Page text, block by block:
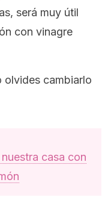
será muy útil
con vinagre
olvides cambiarlo
casa con